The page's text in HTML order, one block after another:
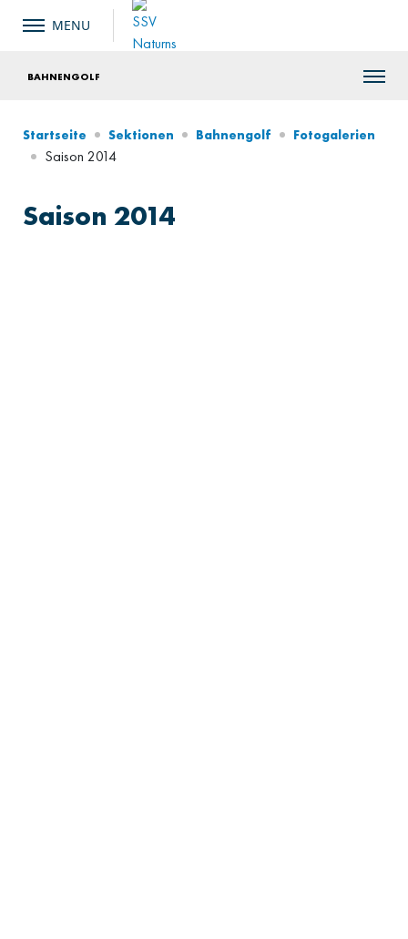
BAHNENGOLF
Startseite Sektionen Bahnengolf Fotogalerien
Saison 2014
Saison 2014